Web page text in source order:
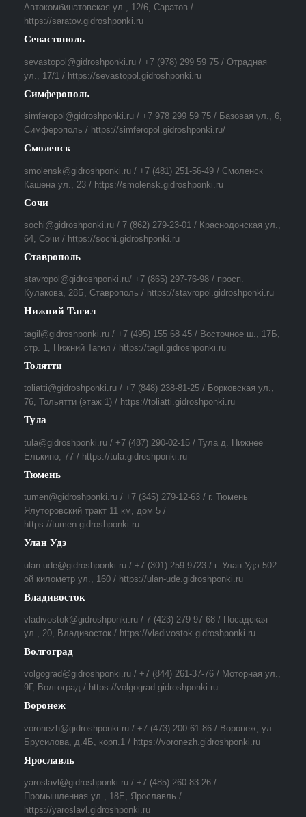
Автокомбинатовская ул., 12/6, Саратов /
https://saratov.gidroshponki.ru
Севастополь
sevastopol@gidroshponki.ru / +7 (978) 299 59 75 / Отрадная
ул., 17/1 / https://sevastopol.gidroshponki.ru
Симферополь
simferopol@gidroshponki.ru / +7 978 299 59 75 / Базовая ул., 6,
Симферополь / https://simferopol.gidroshponki.ru/
Смоленск
smolensk@gidroshponki.ru / +7 (481) 251-56-49 / Смоленск
Кашена ул., 23 / https://smolensk.gidroshponki.ru
Сочи
sochi@gidroshponki.ru / 7 (862) 279-23-01 / Краснодонская ул.,
64, Сочи / https://sochi.gidroshponki.ru
Ставрополь
stavropol@gidroshponki.ru/ +7 (865) 297-76-98 / просп.
Кулакова, 28Б, Ставрополь / https://stavropol.gidroshponki.ru
Нижний Тагил
tagil@gidroshponki.ru / +7 (495) 155 68 45 / Восточное ш., 17Б,
стр. 1, Нижний Тагил / https://tagil.gidroshponki.ru
Толятти
toliatti@gidroshponki.ru / +7 (848) 238-81-25 / Борковская ул.,
76, Тольятти (этаж 1) / https://toliatti.gidroshponki.ru
Тула
tula@gidroshponki.ru / +7 (487) 290-02-15 / Тула д. Нижнее
Елькино, 77 / https://tula.gidroshponki.ru
Тюмень
tumen@gidroshponki.ru / +7 (345) 279-12-63 / г. Тюмень
Ялуторовский тракт 11 км, дом 5 /
https://tumen.gidroshponki.ru
Улан Удэ
ulan-ude@gidroshponki.ru / +7 (301) 259-9723 / г. Улан-Удэ 502-
ой километр ул., 160 / https://ulan-ude.gidroshponki.ru
Владивосток
vladivostok@gidroshponki.ru / 7 (423) 279-97-68 / Посадская
ул., 20, Владивосток / https://vladivostok.gidroshponki.ru
Волгоград
volgograd@gidroshponki.ru / +7 (844) 261-37-76 / Моторная ул.,
9Г, Волгоград / https://volgograd.gidroshponki.ru
Воронеж
voronezh@gidroshponki.ru / +7 (473) 200-61-86 / Воронеж, ул.
Брусилова, д.4Б, корп.1 / https://voronezh.gidroshponki.ru
Ярославль
yaroslavl@gidroshponki.ru / +7 (485) 260-83-26 /
Промышленная ул., 18Е, Ярославль /
https://yaroslavl.gidroshponki.ru